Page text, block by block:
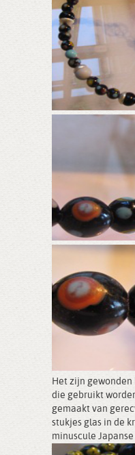
Het zijn gewonden
die gebruikt
gemaakt van
stukjes glas in de
minuscule Japanse